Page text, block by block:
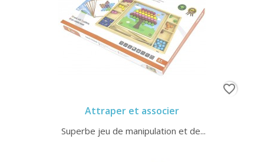
Attraper et associer
Superbe jeu de manipulation et de...
favorite_border